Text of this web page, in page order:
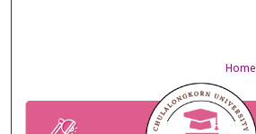
Home